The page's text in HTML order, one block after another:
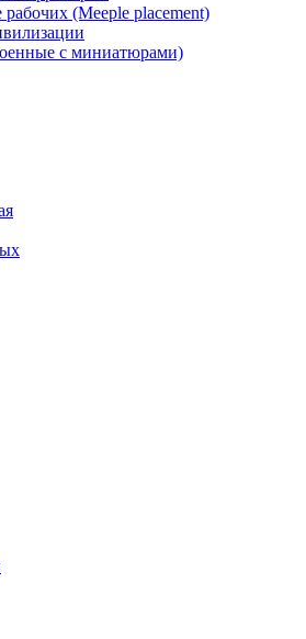
(Meeple placement)
с миниатюрами)